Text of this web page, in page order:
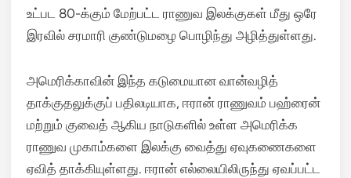
உட்பட 80-க்கும் மேற்பட்ட ராணுவ இலக்குகள் மீது ஒரே
இரவில் சரமாரி குண்டுமழை பொழிந்து அழித்துள்ளது.
அமெரிக்காவின் இந்த கடுமையான வான்வழித்
தாக்குதலுக்குப் பதிலடியாக, ஈரான் ராணுவம் பஹ்ரைன்
மற்றும் குவைத் ஆகிய நாடுகளில் உள்ள அமெரிக்க
ராணுவ முகாம்களை இலக்கு வைத்து ஏவுகணைகளை
ஏவித் தாக்கியுள்ளது. ஈரான் எல்லையிலிருந்து ஏவப்பட்ட